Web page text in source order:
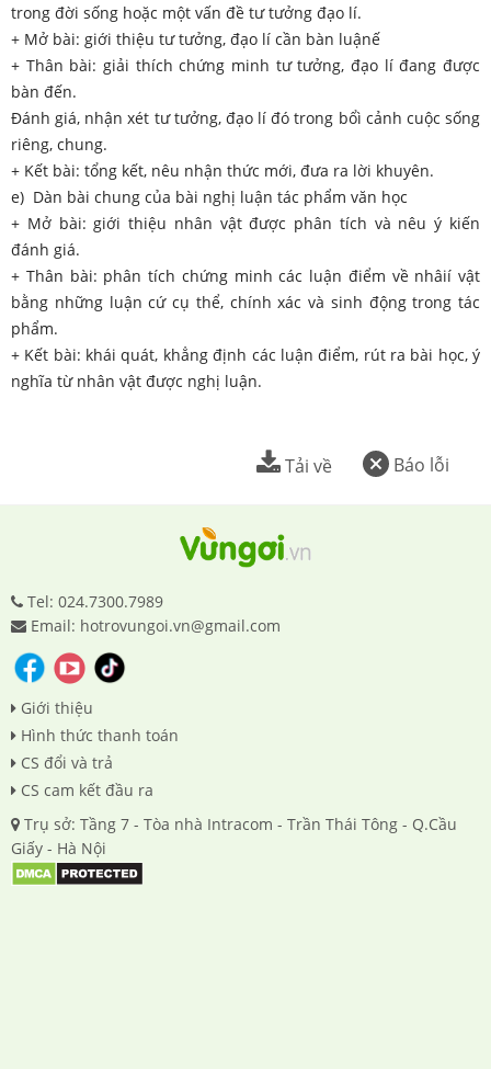
trong đời sống hoặc một vấn đề tư tưởng đạo lí.
+ Mở bài: giới thiệu tư tưởng, đạo lí cần bàn luậnế
+ Thân bài: giải thích chứng minh tư tưởng, đạo lí đang được
bàn đến.
Đánh giá, nhận xét tư tưởng, đạo lí đó trong bổì cảnh cuộc sống
riêng, chung.
+ Kết bài: tổng kết, nêu nhận thức mới, đưa ra lời khuyên.
e) Dàn bài chung của bài nghị luận tác phẩm văn học
+ Mở bài: giới thiệu nhân vật được phân tích và nêu ý kiến
đánh giá.
+ Thân bài: phân tích chứng minh các luận điểm về nhâií vật
bằng những luận cứ cụ thể, chính xác và sinh động trong tác
phẩm.
+ Kết bài: khái quát, khẳng định các luận điểm, rút ra bài học, ý
nghĩa từ nhân vật được nghị luận.
Báo lỗi
Tải về
Tel: 024.7300.7989
Email: hotrovungoi.vn@gmail.com
Giới thiệu
Hình thức thanh toán
CS đổi và trả
CS cam kết đầu ra
Trụ sở: Tầng 7 - Tòa nhà Intracom - Trần Thái Tông - Q.Cầu
Giấy - Hà Nội